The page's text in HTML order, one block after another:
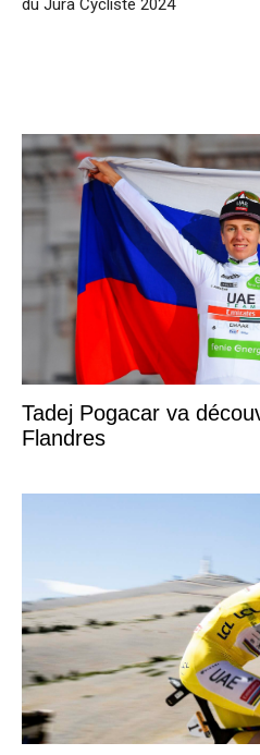
du Jura Cycliste 2024
Tadej Pogacar va
Flandres